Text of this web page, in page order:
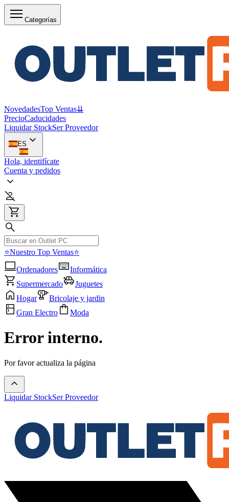
Categorías
NovedadesTop Ventas⇊
PrecioCaducidades
Liquidar StockSer Proveedor
ES
Hola, identifícate
Cuenta y pedidos
⭐Nuestro Top Ventas⭐
Ordenadores
Informática
Supermercado
Juguetes
Hogar
Bricolaje y jardin
Gran Electro
Moda
Error interno.
Por favor actualiza la página
Liquidar StockSer Proveedor